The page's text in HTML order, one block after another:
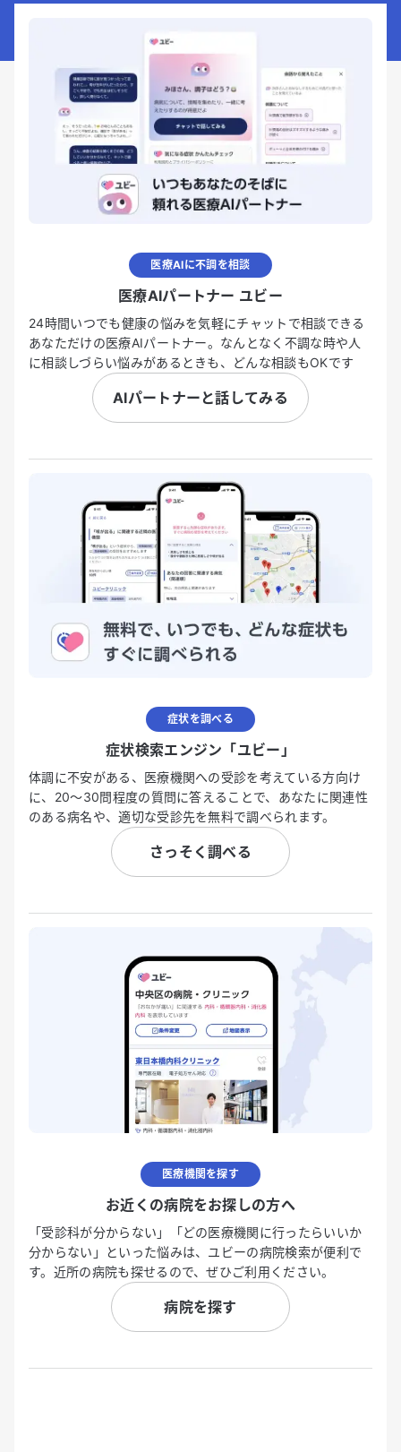
医療AIに不調を相談
医療AIパートナー ユビー
24時間いつでも健康の悩みを気軽にチャットで相談できる
あなただけの医療AIパートナー。なんとなく不調な時や人
に相談しづらい悩みがあるときも、どんな相談もOKです
AIパートナーと話してみる
症状を調べる
症状検索エンジン「ユビー」
体調に不安がある、医療機関への受診を考えている方向け
に、20〜30問程度の質問に答えることで、あなたに関連性
のある病名や、適切な受診先を無料で調べられます。
さっそく調べる
医療機関を探す
お近くの病院をお探しの方へ
「受診科が分からない」「どの医療機関に行ったらいいか
分からない」といった悩みは、ユビーの病院検索が便利で
す。近所の病院も探せるので、ぜひご利用ください。
病院を探す